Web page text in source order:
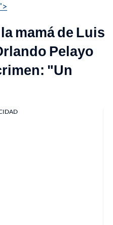
mamá de Luis
Pelayo
"Un